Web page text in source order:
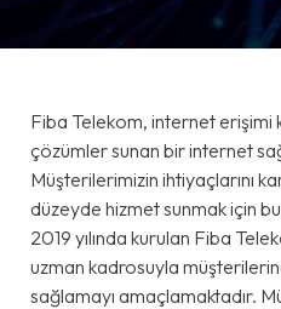
Fiba Telekom, internet erişimi
çözümler sunan bir internet
Müşterilerimizin ihtiyaçlarını
düzeyde hizmet sunmak için
2019 yılında kurulan Fiba
uzman kadrosuyla
sağlamayı amaçlamaktadır.